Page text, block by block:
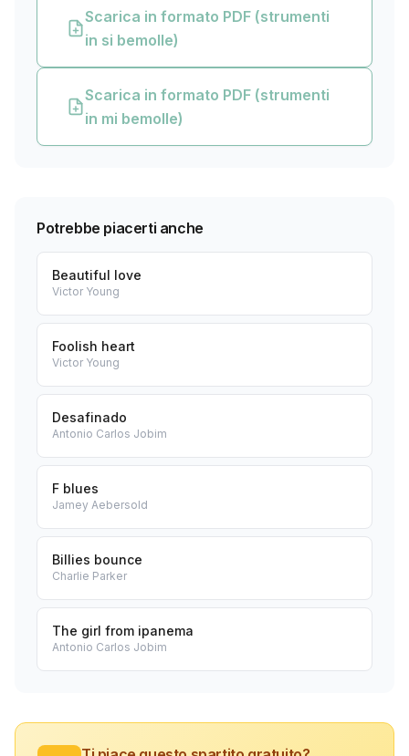
Scarica in formato PDF (strumenti
in si bemolle)
Scarica in formato PDF (strumenti
in mi bemolle)
Potrebbe piacerti anche
Beautiful love
Victor Young
Foolish heart
Victor Young
Desafinado
Antonio Carlos Jobim
F blues
Jamey Aebersold
Billies bounce
Charlie Parker
The girl from ipanema
Antonio Carlos Jobim